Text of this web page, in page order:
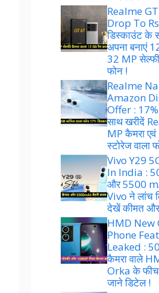
Realme
Drop To
डिस्काउंट के
अपना बनाएं
32 MP सेल्फी
फोन !
Realme
Amazon
Offer :
साथ खरीदें
MP कैमरा
स्टोरेज वाला
Vivo Y29
In India :
और 5500
Vivo ने लांच
देखें कीमत और
HMD New
Phone
Leaked :
कैमरा वाले
Orka के
जाने डिटेल !